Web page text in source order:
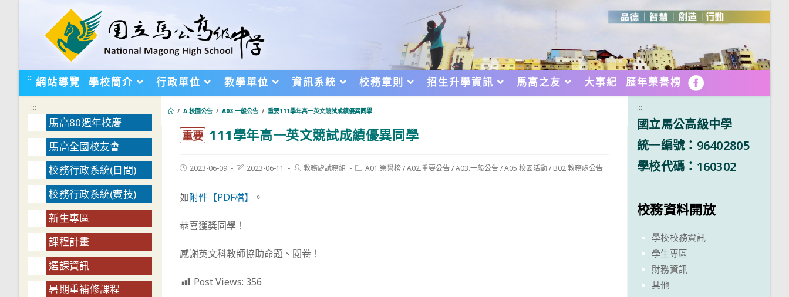
::: 網站導覽 學校簡介 行政單位 教學單位 資訊系統 校務章則 招生升學資訊 馬高之友 大事紀 歷年榮譽榜 FB
/ A.校園公告 / A03.一般公告 / 重要111學年高一英文競試成績優異同學
重要 111學年高一英文競試成績優異同學
Post2023-06-09
Post2023-06-11
Post教務處試務組
PostA01.榮譽榜/A02.重要公告/A03.一般公告/A05.校園活動/ B02.教務處公告
如附件【PDF檔】 。
恭喜獲獎同學！
感謝英文科教師協助命題、閱卷！
Post Views: 356
:::
馬高80週年校慶
馬高全國校友會
校務行政系統(日間)
校務行政系統(實技)
新生專區
課程計畫
選課資訊
暑期重補修課程
:::
國立馬公高級中學
統一編號：96402805
學校代碼：160302
校務資料開放
學校校務資訊
學生專區
財務資訊
其他